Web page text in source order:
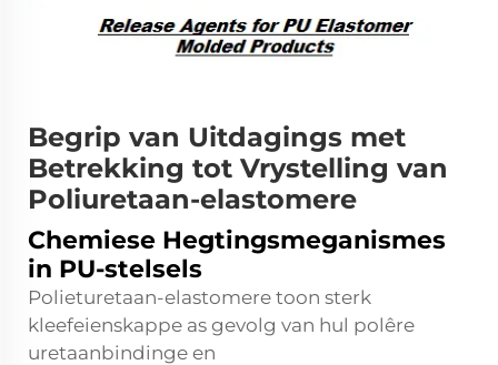
Begrip van Uitdagings met
Betrekking tot Vrystelling van
Poliuretaan-elastomere
Chemiese Hegtingsmeganismes
in PU-stelsels
Polieturetaan-elastomere toon sterk
kleefeienskappe as gevolg van hul polêre
uretaanbindinge en